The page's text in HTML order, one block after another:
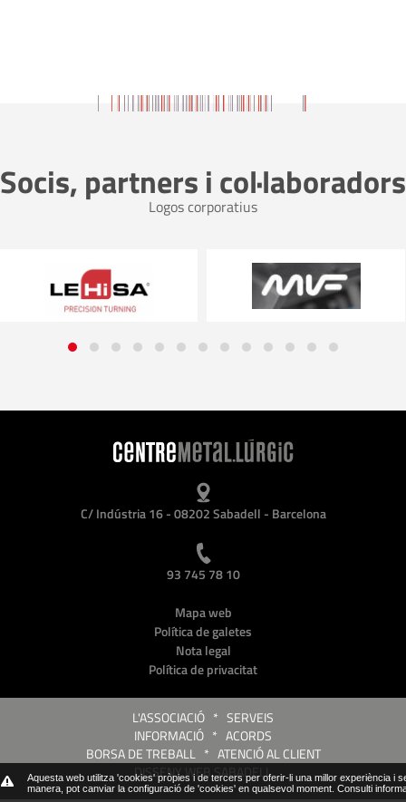
Aquesta web utilitza 'cookies' pròpies i de tercers per oferir-li una millor experiència
manera, pot canviar la configuració de 'cookies' en qualsevol moment. Consulti
Socis, partners i col·laboradors
Logos corporatius
C/ Indústria 16 - 08202 Sabadell - Barcelona
93 745 78 10
Mapa web
Política de galetes
Nota legal
Política de privacitat
L'ASSOCIACIÓ * SERVEIS
INFORMACIÓ * ACORDS
BORSA DE TREBALL* ATENCIÓ AL CLIENT
DISSENY WEB SABADELL